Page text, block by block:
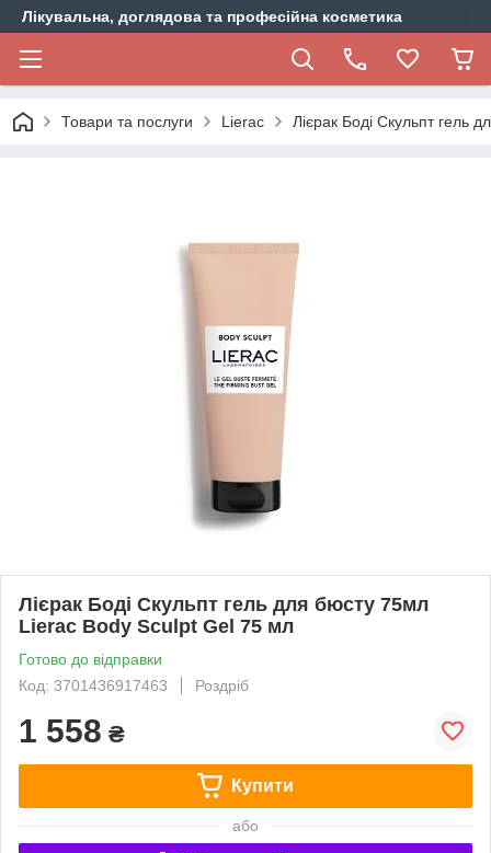
Лікувальна, доглядова та професійна косметика
Товари та послуги Lierac Лієрак Боді Скульпт гель
Лієрак Боді Скульпт гель для бюсту 75мл
Lierac Body Sculpt Gel 75 мл
Готово до відправки
Код: 3701436917463
Роздріб
1 558 ₴
Купити
або